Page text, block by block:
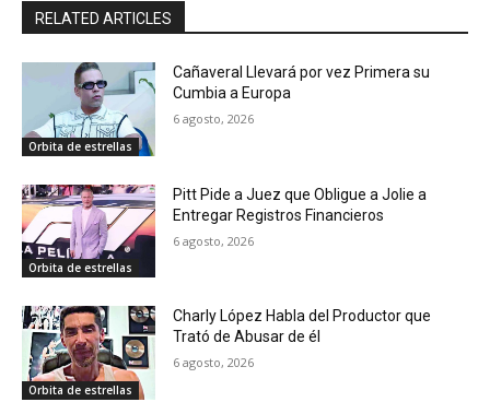
RELATED ARTICLES
Orbita de estrellas
Cañaveral Llevará por vez Primera su
Cumbia a Europa
6 agosto, 2026
Orbita de estrellas
Pitt Pide a Juez que Obligue a Jolie a
Entregar Registros Financieros
6 agosto, 2026
Orbita de estrellas
Charly López Habla del Productor que
Trató de Abusar de él
6 agosto, 2026